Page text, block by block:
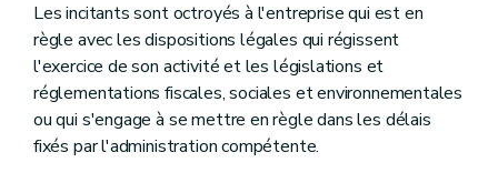
Les incitants sont octroyés à l'entreprise qui est en
règle avec les dispositions légales qui régissent
l'exercice de son activité et les législations et
réglementations fiscales, sociales et environnementales
ou qui s'engage à se mettre en règle dans les délais
fixés par l'administration compétente.